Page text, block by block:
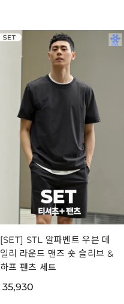
[SET] STL 알파벤트 우븐 데
일리 라운드 맨즈 숏 슬리브 &
하프 팬츠 세트
35,930